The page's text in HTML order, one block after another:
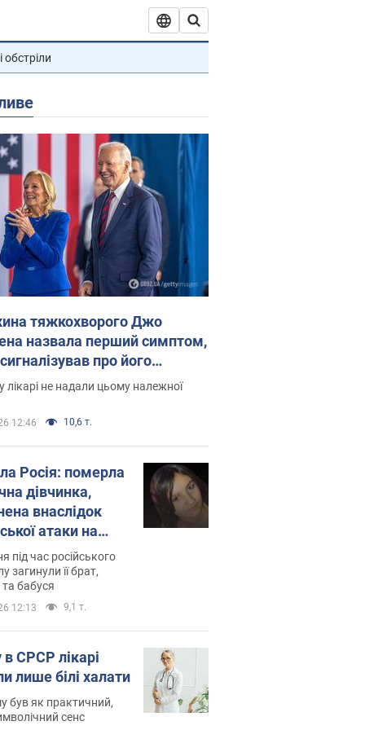
обстріли
тяжкохворого Джо
назвала перший симптом,
про його
рак
лікарі не надали цьому належної
12:46 10,6 т.
Росія: померла
дівчинка,
внаслідок
атаки на
Фото
під час російського
загинули її брат,
та бабуся
12:13 9,1 т.
СРСР лікарі
лише білі халати
був як практичний,
сенс